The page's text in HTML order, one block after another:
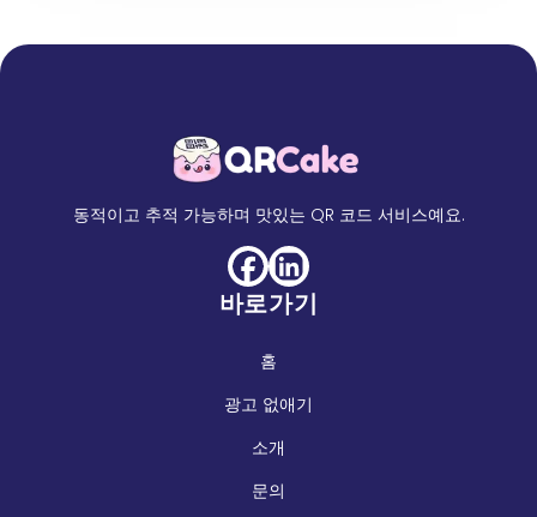
동적이고 추적 가능하며 맛있는 QR 코드 서비스예요.
바로가기
홈
광고 없애기
소개
문의